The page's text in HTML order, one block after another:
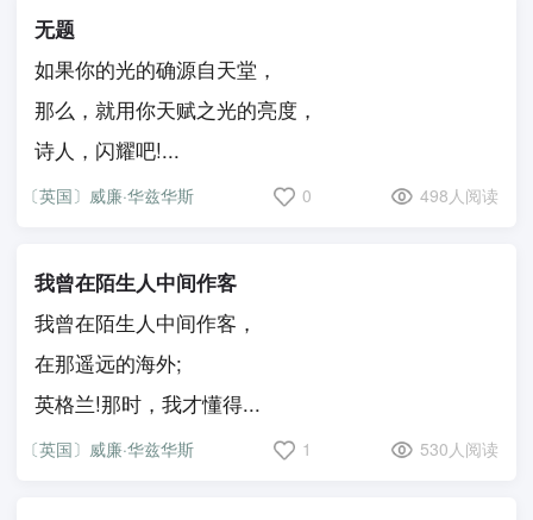
无题
如果你的光的确源自天堂，
那么，就用你天赋之光的亮度，
诗人，闪耀吧!...
〔英国〕威廉·华兹华斯 0 498人阅读
我曾在陌生人中间作客
我曾在陌生人中间作客，
在那遥远的海外;
英格兰!那时，我才懂得...
〔英国〕威廉·华兹华斯 1 530人阅读